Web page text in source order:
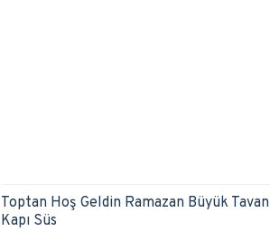
Toptan Hoş Geldin Ramazan Büyük Tavan
Kapı Süs